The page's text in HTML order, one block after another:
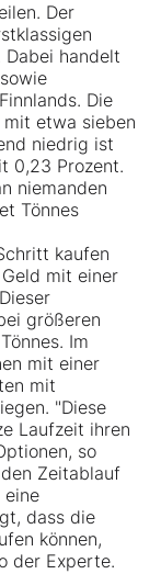
Der
handelt
Die
etwa sieben
niedrig ist
0,23 Prozent.
niemanden
Tönnes
kaufen
mit einer
größeren
Im
mit einer
mit
"Diese
Laufzeit ihren
so
Zeitablauf
dass die
können,
der Experte.